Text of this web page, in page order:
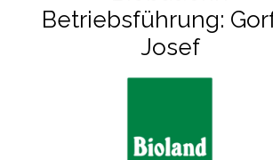
Betriebsführung:
Josef